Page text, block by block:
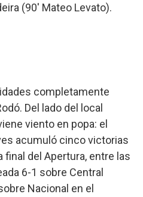
(90' Mateo Levato).
completamente
Del lado del local
viento en popa: el
acumuló cinco victorias
del Apertura, entre las
6-1 sobre Central
Nacional en el